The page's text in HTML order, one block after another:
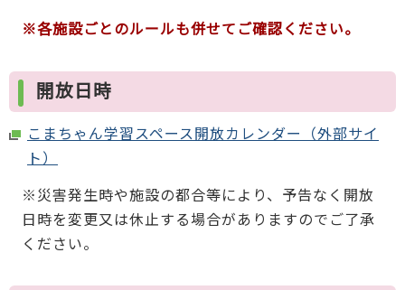
※各施設ごとのルールも併せてご確認ください。
開放日時
こまちゃん学習スペース開放カレンダー（外部サイ
ト）
※災害発生時や施設の都合等により、予告なく開放
日時を変更又は休止する場合がありますのでご了承
ください。